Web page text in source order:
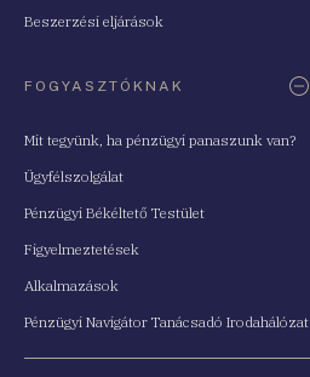
Beszerzési eljárások
FOGYASZTÓKNAK
Mit tegyünk, ha pénzügyi panaszunk van?
Ügyfélszolgálat
Pénzügyi Békéltető Testület
Figyelmeztetések
Alkalmazások
Pénzügyi Navigátor Tanácsadó Irodahálózat